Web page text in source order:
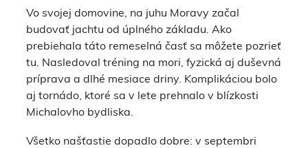
Vo svojej domovine, na juhu Moravy začal
budovať jachtu od úplného základu. Ako
prebiehala táto remeselná časť sa môžete pozrieť
tu. Nasledoval tréning na mori, fyzická aj duševná
príprava a dlhé mesiace driny. Komplikáciou bolo
aj tornádo, ktoré sa v lete prehnalo v blízkosti
Michalovho bydliska.
Všetko našťastie dopadlo dobre: v septembri